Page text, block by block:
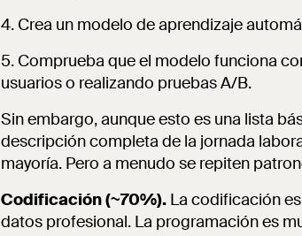
4. Crea un modelo de aprendizaje
5. Comprueba que el modelo funciona
usuarios o realizando pruebas A/B.
Sin embargo, aunque esto es una lista
descripción completa de la jornada
mayoría. Pero a menudo se repiten
Codificación (~70%). La codificación
datos profesional. La programación es